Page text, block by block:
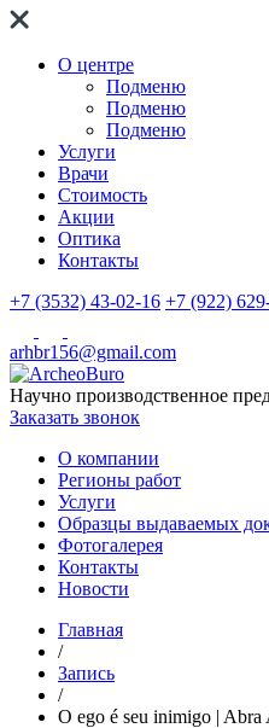
О центре
Подменю
Подменю
Подменю
Услуги
Врачи
Стоимость
Акции
Оптика
Контакты
+7 (3532) 43-02-16 +7 (922)
arhbr156@gmail.com
Научно производственное
Заказать звонок
О компании
Регионы работ
Услуги
Образцы выдаваемых
Фотогалерея
Контакты
Новости
Главная
/
Запись
/
O ego é seu inimigo |